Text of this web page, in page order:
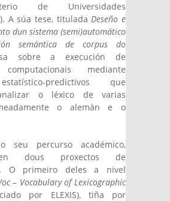
de Universidades
A súa tese, tituladaDeseño e
dun sistema (semi)automático
semántica de corpus do
sobre a execución de
mediante
predictivos que
o léxico de varias
o alemán e o
seu percurso académico,
dous proxectos de
O primeiro deles a nivel
– Vocabulary of Lexicographic
por ELEXIS), tiña por